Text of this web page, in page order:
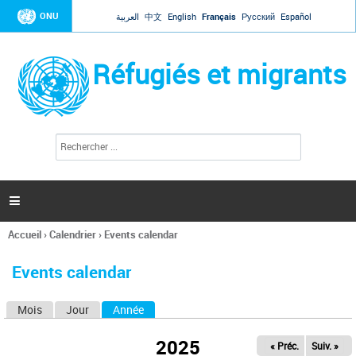
Jump to navigation
ONU العربية 中文 English Français Русский Español
Réfugiés et migrants
l
c
h
e

Vous
ici
Accueil›Calendrier› Events calendar
Events calendar
Mois Jour Année
2025 « Préc. Suiv. »